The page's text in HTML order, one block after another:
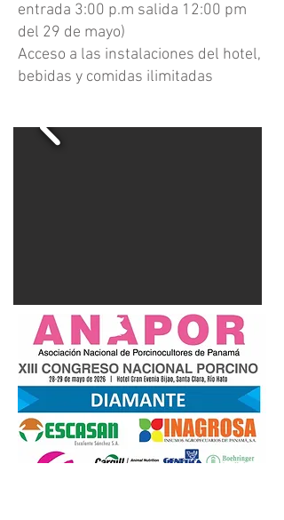
entrada 3:00 p.m salida 12:00 pm
del 29 de mayo)
Acceso a las instalaciones del hotel,
bebidas y comidas ilimitadas